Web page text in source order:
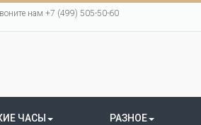
нам +7 (499) 505-50-60
ЧАСЫ РАЗНОЕ